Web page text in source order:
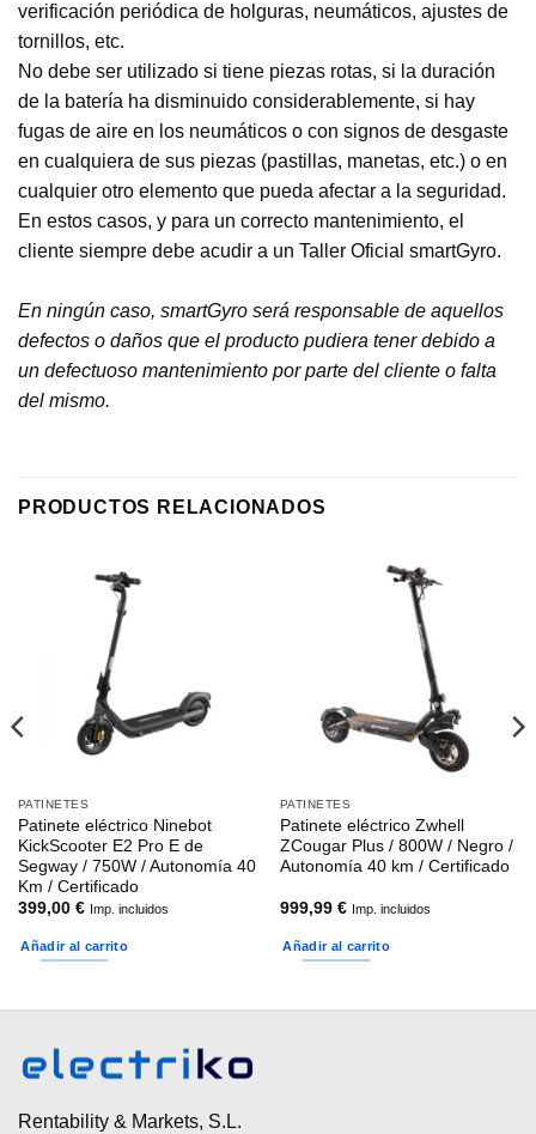
verificación periódica de holguras, neumáticos, ajustes de
tornillos, etc.
No debe ser utilizado si tiene piezas rotas, si la duración
de la batería ha disminuido considerablemente, si hay
fugas de aire en los neumáticos o con signos de desgaste
en cualquiera de sus piezas (pastillas, manetas, etc.) o en
cualquier otro elemento que pueda afectar a la seguridad.
En estos casos, y para un correcto mantenimiento, el
cliente siempre debe acudir a un Taller Oficial smartGyro.
En ningún caso, smartGyro será responsable de aquellos
defectos o daños que el producto pudiera tener debido a
un defectuoso mantenimiento por parte del cliente o falta
del mismo.
PRODUCTOS RELACIONADOS
PATINETES
Patinete eléctrico Ninebot
KickScooter E2 Pro E de
Segway / 750W / Autonomía 40
Km / Certificado
399,00 € Imp. incluidos
Añadir al carrito
PATINETES
Patinete eléctrico Zwhell
ZCougar Plus / 800W / Negro /
Autonomía 40 km / Certificado
999,99 € Imp. incluidos
Añadir al carrito
Rentability & Markets, S.L.